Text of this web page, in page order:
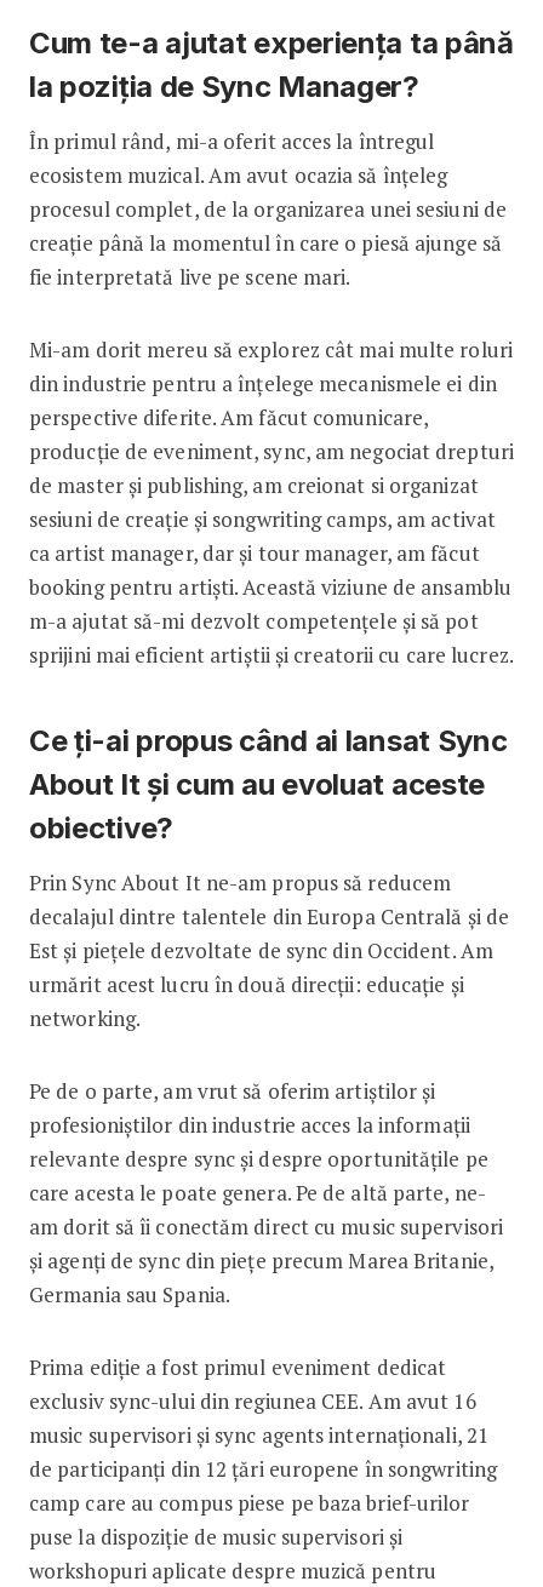
Cum te-a ajutat experiența ta până
la poziția de Sync Manager?
În primul rând, mi-a oferit acces la întregul
ecosistem muzical. Am avut ocazia să înțeleg
procesul complet, de la organizarea unei sesiuni de
creație până la momentul în care o piesă ajunge să
fie interpretată live pe scene mari.
Mi-am dorit mereu să explorez cât mai multe roluri
din industrie pentru a înțelege mecanismele ei din
perspective diferite. Am făcut comunicare,
producție de eveniment, sync, am negociat drepturi
de master și publishing, am creionat si organizat
sesiuni de creație și songwriting camps, am activat
ca artist manager, dar și tour manager, am făcut
booking pentru artiști. Această viziune de ansamblu
m-a ajutat să-mi dezvolt competențele și să pot
sprijini mai eficient artiștii și creatorii cu care lucrez.
Ce ți-ai propus când ai lansat Sync
About It și cum au evoluat aceste
obiective?
Prin Sync About It ne-am propus să reducem
decalajul dintre talentele din Europa Centrală și de
Est și piețele dezvoltate de sync din Occident. Am
urmărit acest lucru în două direcții: educație și
networking.
Pe de o parte, am vrut să oferim artiștilor și
profesioniștilor din industrie acces la informații
relevante despre sync și despre oportunitățile pe
care acesta le poate genera. Pe de altă parte, ne-
am dorit să îi conectăm direct cu music supervisori
și agenți de sync din piețe precum Marea Britanie,
Germania sau Spania.
Prima ediție a fost primul eveniment dedicat
exclusiv sync-ului din regiunea CEE. Am avut 16
music supervisori și sync agents internaționali, 21
de participanți din 12 țări europene în songwriting
camp care au compus piese pe baza brief-urilor
puse la dispoziție de music supervisori și
workshopuri aplicate despre muzică pentru